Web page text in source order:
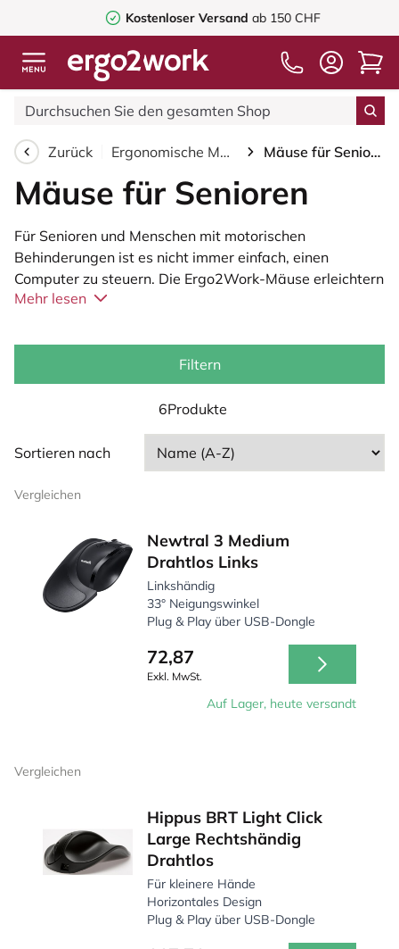
Kostenloser Versandab 150 CHF
Zurück Ergonomische Maus Mäuse für Senioren
Mäuse für Senioren
Für Senioren und Menschen mit motorischen
Behinderungen ist es nicht immer einfach, einen
Computer zu steuern. Die Ergo2Work-Mäuse erleichtern
die Arbeit mit einem Computer.
Ergo2work bietet verschiedene ergonomische Mäuse
an, die auch für Senioren sehr gut geeignet sind, wie die
, die Hippus HandshoeMouse und die Newtral Maus .
Dies sind Mäuse mit einer etwas größeren Größe und
und weniger empfindlich gegenüber vibrierenden
Händen sind. Diese Mäuse stellen sicher, dass bei der
Arbeit mit Ihrem Computer keine Hindernisse mehr
Mehr lesen
Filtern
6Produkte
Sortieren nach
Vergleichen
Newtral 3 Medium
Drahtlos Links
Linkshändig
33° Neigungswinkel
Plug & Play über USB-Dongle
72,87
Exkl. MwSt.
Auf Lager, heute versandt
Vergleichen
Hippus BRT Light Click
Large Rechtshändig
Drahtlos
Für kleinere Hände
Horizontales Design
Plug & Play über USB-Dongle